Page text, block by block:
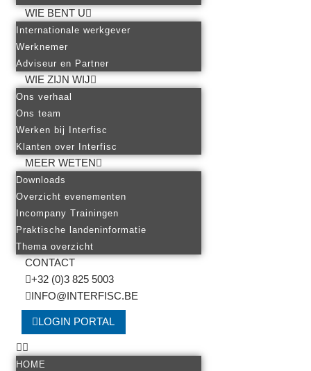
WIE BENT U
Internationale werkgever
Werknemer
Adviseur en Partner
WIE ZIJN WIJ
Ons verhaal
Ons team
Werken bij Interfisc
Klanten over Interfisc
MEER WETEN
Downloads
Overzicht evenementen
Incompany Trainingen
Praktische landeninformatie
Thema overzicht
CONTACT
+32 (0)3 825 5003
INFO@INTERFISC.BE
LOGIN PORTAL
HOME